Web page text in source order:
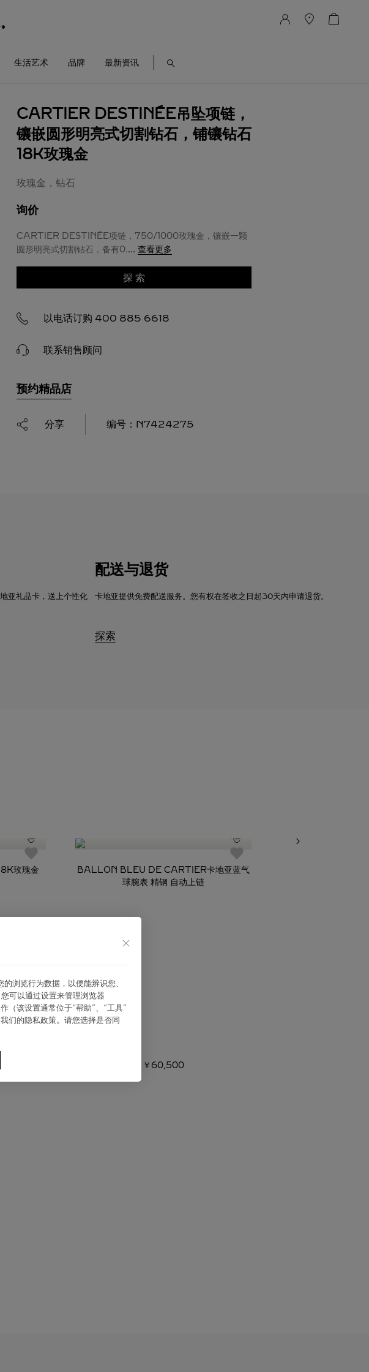
生活艺术 品牌 最新资讯
CARTIER DESTINÉE吊坠项链，
镶嵌圆形明亮式切割钻石，铺镶钻石
18K玫瑰金
玫瑰金，钻石
询价
CARTIER DESTINÉE项链，750/1000玫瑰金，镶嵌一颗
圆形明亮式切割钻石，备有0.... 查看更多
探 索
以电话订购 400 885 6618
联系销售顾问
预约精品店
分享 编号： N7424275
亚礼品卡，送上个性化
配送与退货
卡地亚提供免费配送服务。您有权在签收之日起30天内申请退货。
探索
玫瑰金
BALLON BLEU DE CARTIER卡地亚蓝气
球腕表 精钢 自动上链
￥60,500
浏览⾏为数据，以便能辨识您、
可以通过设置来管理浏览器
（该设置通常位于“帮助”、“⼯具”
们的隐私政策。请您选择是否同